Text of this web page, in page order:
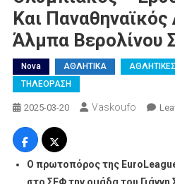
Και Παναθηναϊκός
Άλμπα Βερολίνου
Nova ΑΘΛΗΤΙΚΑ
ΤΗΛΕΟΡΑΣΗ
2025-03-20 Vaskoufo
Ο πρωτοπόρος της